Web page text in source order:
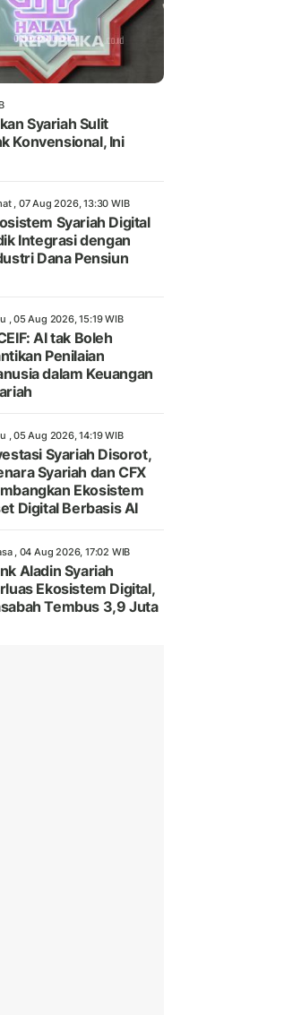
Syariah Sulit
Konvensional, Ini
, 07 Aug 2026, 13:30 WIB
Syariah Digital
Integrasi dengan
Dana Pensiun
, 05 Aug 2026, 15:19 WIB
AI tak Boleh
Penilaian
dalam Keuangan
, 05 Aug 2026, 14:19 WIB
Syariah Disorot,
Syariah dan CFX
Ekosistem
Digital Berbasis AI
, 04 Aug 2026, 17:02 WIB
Aladin Syariah
Ekosistem Digital,
Tembus 3,9 Juta